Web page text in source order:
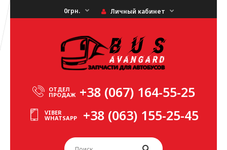
0грн. Личный кабинет
ОТДЕЛ
ПРОДАЖ +38 (067) 164-55-25
VIBER
WHATSAPP +38 (063) 155-25-45